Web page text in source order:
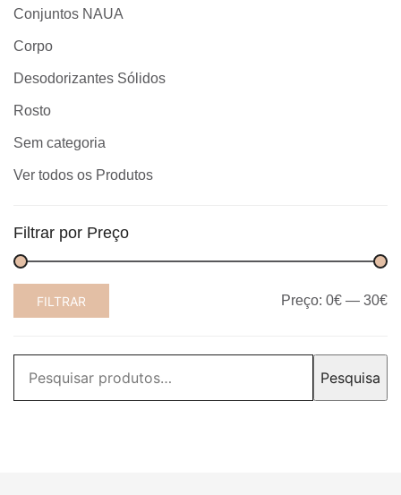
Conjuntos NAUA
Corpo
Desodorizantes Sólidos
Rosto
Sem categoria
Ver todos os Produtos
Filtrar por Preço
Preço
PreçoFILTRAR Preço: 0€ — 30€
por:
Pesquisa